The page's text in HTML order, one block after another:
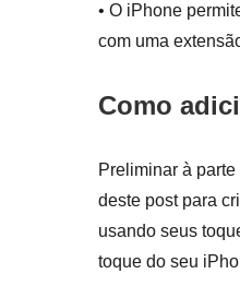
• O iPhone
com uma
Como
Preliminar à
deste post para
usando seus
toque do seu